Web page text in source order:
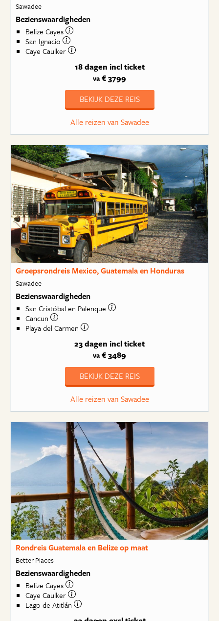
Sawadee
Bezienswaardigheden
Belize Cayes
San Ignacio
Caye Caulker
18 dagen incl ticket
va € 3799
BEKIJK DEZE REIS
Alle reizen van Sawadee
Groepsrondreis Mexico, Guatemala en Honduras
Sawadee
Bezienswaardigheden
San Cristóbal en Palenque
Cancun
Playa del Carmen
23 dagen incl ticket
va € 3489
BEKIJK DEZE REIS
Alle reizen van Sawadee
Rondreis Guatemala en Belize op maat
Better Places
Bezienswaardigheden
Belize Cayes
Caye Caulker
Lago de Atitlán